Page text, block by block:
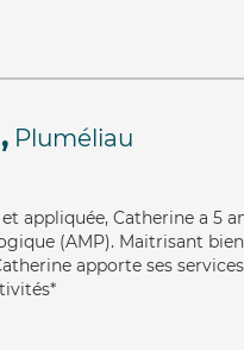
Pluméliau
appliquée, Catherine a 5
(AMP). Maitrisant
apporte ses